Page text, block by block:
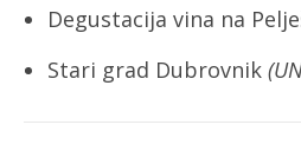
Degustacija vina na
Stari grad Dubrovnik